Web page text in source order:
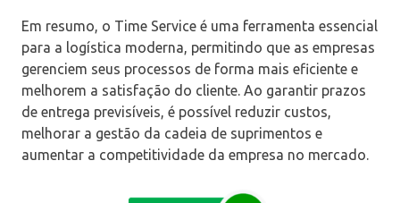
Em resumo, o Time Service é uma ferramenta essencial
para a logística moderna, permitindo que as empresas
gerenciem seus processos de forma mais eficiente e
melhorem a satisfação do cliente. Ao garantir prazos
de entrega previsíveis, é possível reduzir custos,
melhorar a gestão da cadeia de suprimentos e
aumentar a competitividade da empresa no mercado.